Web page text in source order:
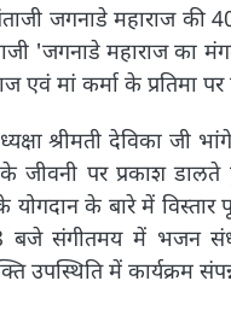
जगनाडे महाराज की
'जगनाडे महाराज का
एवं मां कर्मा के प्रतिमा पर
श्रीमती देविका जी
जीवनी पर प्रकाश
के बारे में विस्तार
8 बजे संगीतमय में भजन
उपस्थिति में कार्यक्रम